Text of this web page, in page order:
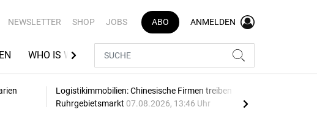
NEWSLETTER SHOP JOBS ABO ANMELDEN
WHO IS WHO LOGISTIK BEST AZUBI
Logistikimmobilien: Chinesische Firmen treiben
Ruhrgebietsmarkt 07.08.2026, 13:46 Uhr